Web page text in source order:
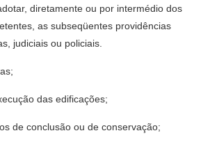
diretamente ou por intermédio dos
as subseqüentes providências
judiciais ou policiais.
das edificações;
de conclusão ou de conservação;